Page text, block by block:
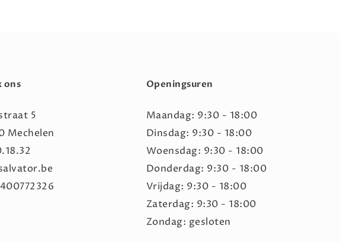
ons
5
Mechelen
Openingsuren
Maandag: 9:30 - 18:00
Dinsdag: 9:30 - 18:00
Woensdag: 9:30 - 18:00
Donderdag: 9:30 - 18:00
Vrijdag: 9:30 - 18:00
Zaterdag: 9:30 - 18:00
Zondag: gesloten